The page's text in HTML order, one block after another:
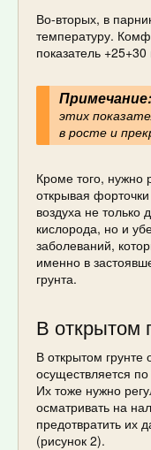
Во-вторых, в
температуру.
показатель
Примечание:
этих
в росте и
Кроме того, нужно
открывая
воздуха не только
кислорода, но и
заболеваний,
именно в
грунта.
В открытом
В открытом
осуществляется
Их тоже нужно
осматривать на
предотвратить их
(рисунок 2).